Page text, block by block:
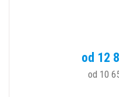
od 12
od 10